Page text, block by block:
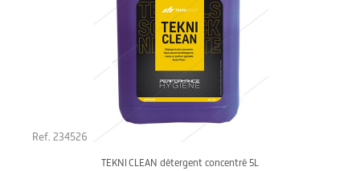
Ref. 234526
TEKNI CLEAN détergent concentré 5L